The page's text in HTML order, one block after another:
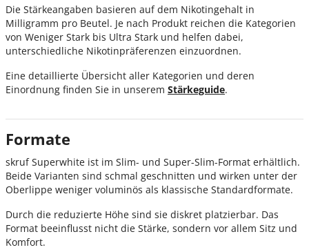
Die Stärkeangaben basieren auf dem Nikotingehalt in
Milligramm pro Beutel. Je nach Produkt reichen die Kategorien
von Weniger Stark bis Ultra Stark und helfen dabei,
unterschiedliche Nikotinpräferenzen einzuordnen.
Eine detaillierte Übersicht aller Kategorien und deren
Einordnung finden Sie in unserem Stärkeguide.
Formate
skruf Superwhite ist im Slim- und Super-Slim-Format erhältlich.
Beide Varianten sind schmal geschnitten und wirken unter der
Oberlippe weniger voluminös als klassische Standardformate.
Durch die reduzierte Höhe sind sie diskret platzierbar. Das
Format beeinflusst nicht die Stärke, sondern vor allem Sitz und
Komfort.